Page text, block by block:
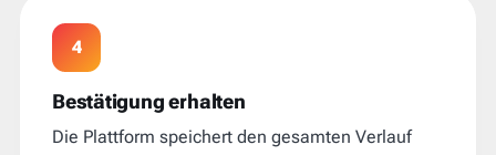
4
Bestätigung erhalten
Die Plattform speichert den gesamten Verlauf